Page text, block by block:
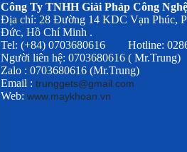
Công Ty TNHH Giải Pháp Công
Địa chỉ: 28 Đường 14 KDC Vạn Phúc,
Đức, Hồ Chí Minh .
Tel: (+84) 0703680616 Hotline:
Người liên hệ: 0703680616 ( Mr.Trung)
Zalo : 0703680616 (Mr.Trung)
Email : trunggets@gmail.com
Web: www.maykhoan.vn